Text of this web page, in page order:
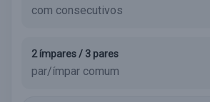
com consecutivos
2 ímpares / 3 pares
par/ímpar comum